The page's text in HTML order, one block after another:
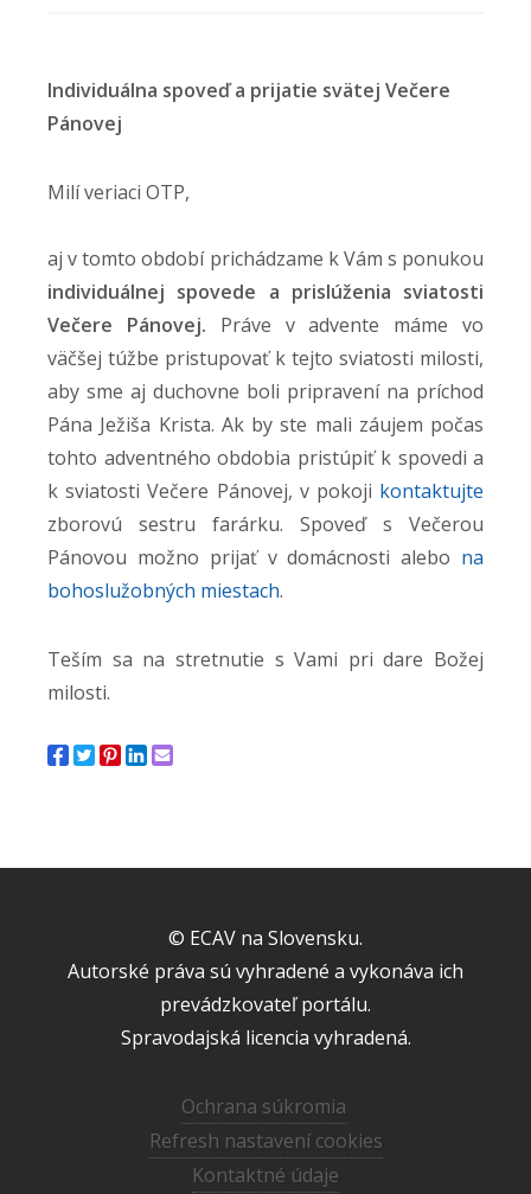
Individuálna spoveď a prijatie svätej Večere
Pánovej
Milí veriaci OTP,
aj v tomto období prichádzame k Vám s ponukou
individuálnej spovede a prislúženia sviatosti
Večere Pánovej. Práve v advente máme vo
väčšej túžbe pristupovať k tejto sviatosti milosti,
aby sme aj duchovne boli pripravení na príchod
Pána Ježiša Krista. Ak by ste mali záujem počas
tohto adventného obdobia pristúpiť k spovedi a
k sviatosti Večere Pánovej, v pokoji kontaktujte
zborovú sestru farárku. Spoveď s Večerou
Pánovou možno prijať v domácnosti alebo na
bohoslužobných miestach.
Teším sa na stretnutie s Vami pri dare Božej
milosti.
© ECAV na Slovensku.
Autorské práva sú vyhradené a vykonáva ich
prevádzkovateľ portálu.
Spravodajská licencia vyhradená.
Ochrana súkromia
Refresh nastavení cookies
Kontaktné údaje